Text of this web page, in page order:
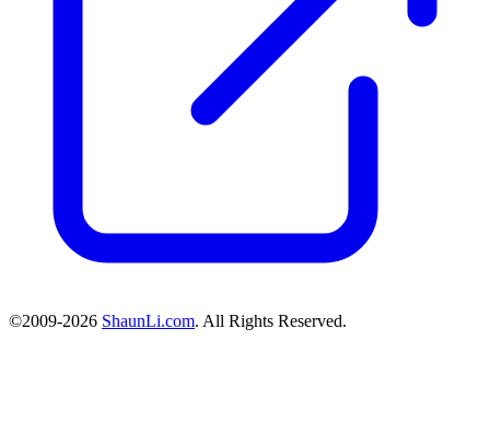
©2009-2026 ShaunLi.com. All Rights Reserved.